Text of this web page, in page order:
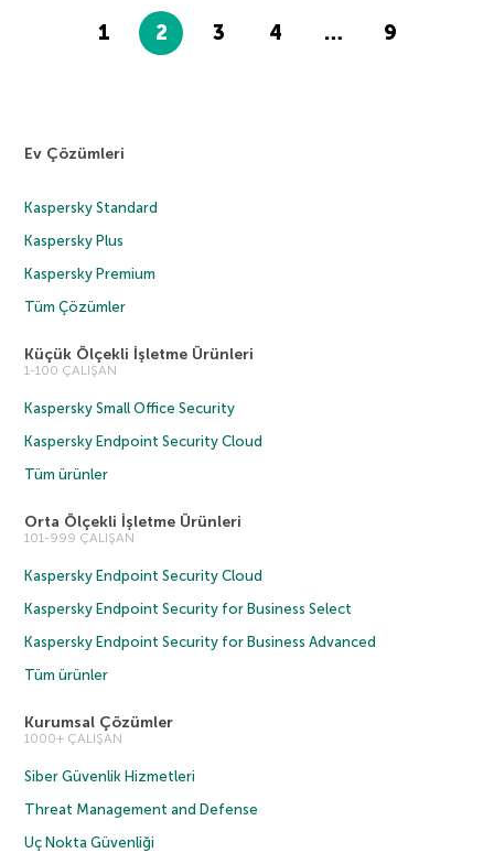
1 2 3 4 … 9
Ev Çözümleri
Kaspersky Standard
Kaspersky Plus
Kaspersky Premium
Tüm Çözümler
Küçük Ölçekli İşletme Ürünleri
1-100 ÇALIŞAN
Kaspersky Small Office Security
Kaspersky Endpoint Security Cloud
Tüm ürünler
Orta Ölçekli İşletme Ürünleri
101-999 ÇALIŞAN
Kaspersky Endpoint Security Cloud
Kaspersky Endpoint Security for Business Select
Kaspersky Endpoint Security for Business Advanced
Tüm ürünler
Kurumsal Çözümler
1000+ ÇALIŞAN
Siber Güvenlik Hizmetleri
Threat Management and Defense
Uç Nokta Güvenliği